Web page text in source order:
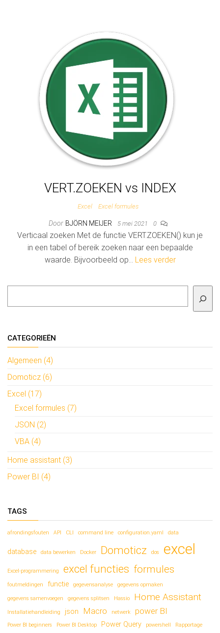
VERT.ZOEKEN vs INDEX
Excel Excel formules
Door BJÖRN MEIJER 5 mei 2021 0
Verticaal zoeken Met de functie VERT.ZOEKEN() kun je
in een tabel of bereik zoeken naar een bepaalde
waarde. Bijvoorbeeld op… Lees verder
CATEGORIEËN
Algemeen (4)
Domoticz (6)
Excel (17)
Excel formules (7)
JSON (2)
VBA (4)
Home assistant (3)
Power BI (4)
TAGS
afrondingsfouten API CLI command line configuration.yaml data
database data bewerken Docker Domoticz dos excel
Excel-programmering excel functies formules
foutmeldingen functie gegevensanalyse gegevens opmaken
gegevens samenvoegen gegevens splitsen Hassio Home Assistant
Installatiehandleiding json Macro netwerk power BI
Power BI beginners Power BI Desktop Power Query powershell Rapportage